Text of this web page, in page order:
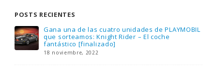
POSTS RECIENTES
Gana una de las cuatro unidades de PLAYMOBIL
que sorteamos: Knight Rider – El coche
fantástico [finalizado]
18 noviembre, 2022